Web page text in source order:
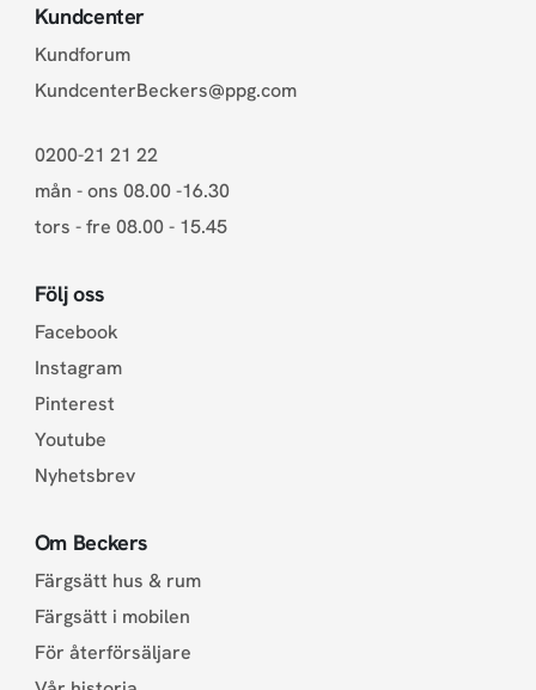
Kundcenter
Kundforum
KundcenterBeckers@ppg.com
0200-21 21 22
mån - ons 08.00 -16.30
tors - fre 08.00 - 15.45
Följ oss
Facebook
Instagram
Pinterest
Youtube
Nyhetsbrev
Om Beckers
Färgsätt hus & rum
Färgsätt i mobilen
För återförsäljare